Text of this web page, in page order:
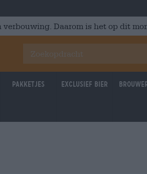
Daarom is het op dit
Pakketjes Exclusief Bier